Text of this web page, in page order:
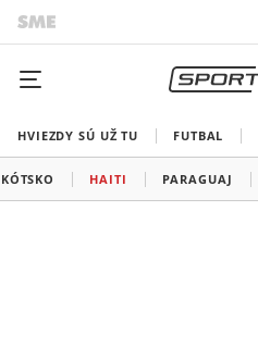
HVIEZDY SÚ UŽ TU FUTBAL
HAITI PARAGUAJ